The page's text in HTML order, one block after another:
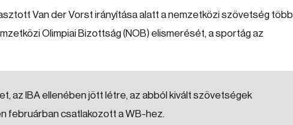
Van der Vorst irányítása alatt a nemzetközi szövetség több
Olimpiai Bizottság (NOB) elismerését, a sportág az
az IBA ellenében jött létre, az abból kivált szövetségek
februárban csatlakozott a WB-hez.